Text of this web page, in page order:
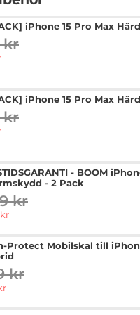
iPhone 15 Pro Max
pris
kr
iPhone 15 Pro Max
pris
kr
- BOOM
- 2 Pack
pris
kr
Protect Mobilskal till
pris
kr